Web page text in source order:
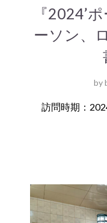
『2024’
ーソン、
by
訪問時期：